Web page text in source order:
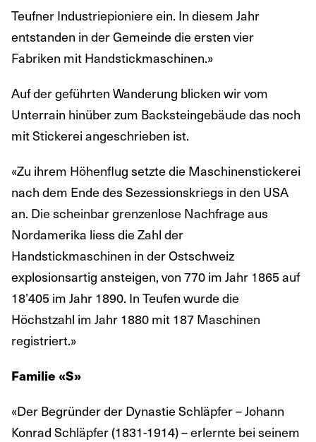
Teufner Industriepioniere ein. In diesem Jahr
entstanden in der Gemeinde die ersten vier
Fabriken mit Handstickmaschinen.»
Auf der geführten Wanderung blicken wir vom
Unterrain hinüber zum Backsteingebäude das noch
mit Stickerei angeschrieben ist.
«Zu ihrem Höhenflug setzte die Maschinenstickerei
nach dem Ende des Sezessionskriegs in den USA
an. Die scheinbar grenzenlose Nachfrage aus
Nordamerika liess die Zahl der
Handstickmaschinen in der Ostschweiz
explosionsartig ansteigen, von 770 im Jahr 1865 auf
18’405 im Jahr 1890. In Teufen wurde die
Höchstzahl im Jahr 1880 mit 187 Maschinen
registriert.»
Familie «S»
«Der Begründer der Dynastie Schläpfer – Johann
Konrad Schläpfer (1831-1914) – erlernte bei seinem